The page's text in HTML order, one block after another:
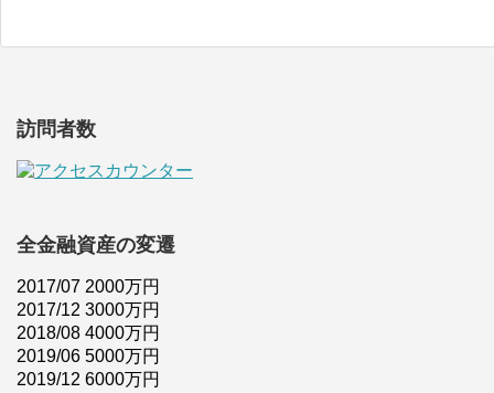
訪問者数
全金融資産の変遷
2017/07 2000万円
2017/12 3000万円
2018/08 4000万円
2019/06 5000万円
2019/12 6000万円